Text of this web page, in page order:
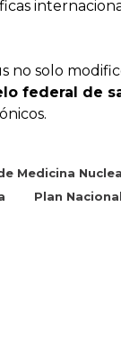
no solo
federal de
Medicina
Plan